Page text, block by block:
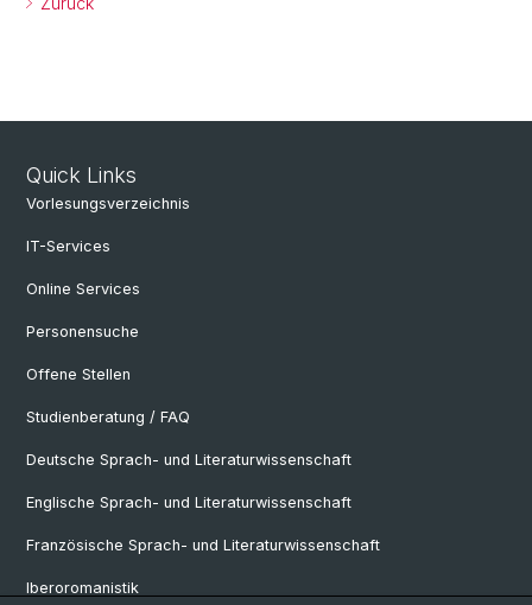
Quick Links
Vorlesungsverzeichnis
IT-Services
Online Services
Personensuche
Offene Stellen
Studienberatung / FAQ
Deutsche Sprach- und Literaturwissenschaft
Englische Sprach- und Literaturwissenschaft
Französische Sprach- und Literaturwissenschaft
Iberoromanistik